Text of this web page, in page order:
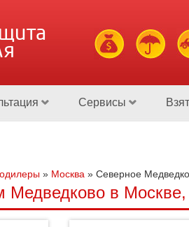
Сервисы
» Москва » Северное
в Москве,